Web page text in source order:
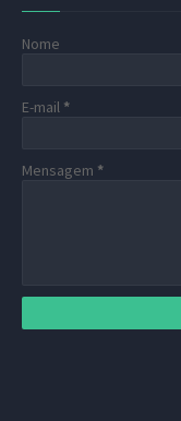
Nome
E-mail *
Mensagem *